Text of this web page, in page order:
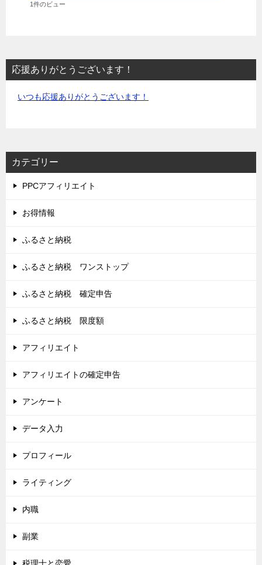
1件のビュー
応援ありがとうございます！
いつも応援ありがとうございます！
カテゴリー
PPCアフィリエイト
お得情報
ふるさと納税
ふるさと納税 ワンストップ
ふるさと納税 確定申告
ふるさと納税 限度額
アフィリエイト
アフィリエイトの確定申告
アンケート
データ入力
プロフィール
ライティング
内職
副業